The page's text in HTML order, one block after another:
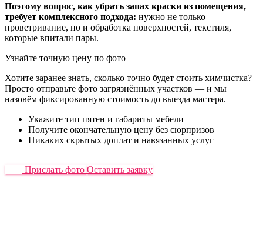
Поэтому вопрос, как убрать запах краски из помещения,
требует комплексного подхода: нужно не только
проветривание, но и обработка поверхностей, текстиля,
которые впитали пары.
Узнайте точную цену по фото
Хотите заранее знать, сколько точно будет стоить химчистка?
Просто отправьте фото загрязнённых участков — и мы
назовём фиксированную стоимость до выезда мастера.
Укажите тип пятен и габариты мебели
Получите окончательную цену без сюрпризов
Никаких скрытых доплат и навязанных услуг
Прислать фото Оставить заявку